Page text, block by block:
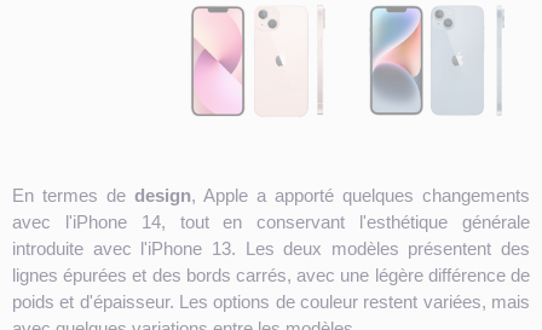
En termes de design, Apple a apporté quelques changements
avec l'iPhone 14, tout en conservant l'esthétique générale
introduite avec l'iPhone 13. Les deux modèles présentent des
lignes épurées et des bords carrés, avec une légère différence de
poids et d'épaisseur. Les options de couleur restent variées, mais